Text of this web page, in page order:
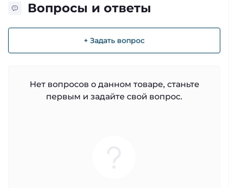
Вопросы и ответы
+ Задать вопрос
Нет вопросов о данном товаре, станьте
первым и задайте свой вопрос.